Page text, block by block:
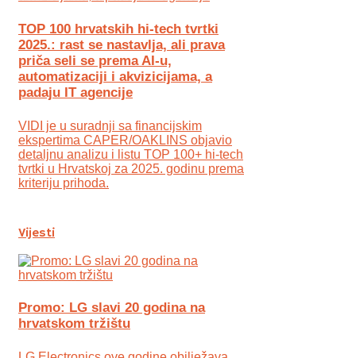
TOP 100 hrvatskih hi-tech tvrtki
2025.: rast se nastavlja, ali prava
priča seli se prema AI-u,
automatizaciji i akvizicijama, a
padaju IT agencije
VIDI je u suradnji sa financijskim
ekspertima CAPER/OAKLINS objavio
detaljnu analizu i listu TOP 100+ hi-tech
tvrtki u Hrvatskoj za 2025. godinu prema
kriteriju prihoda.
Vijesti
Promo: LG slavi 20 godina na
hrvatskom tržištu